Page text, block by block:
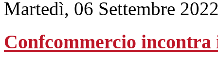
Martedì, 06 Settembre
Confcommercio